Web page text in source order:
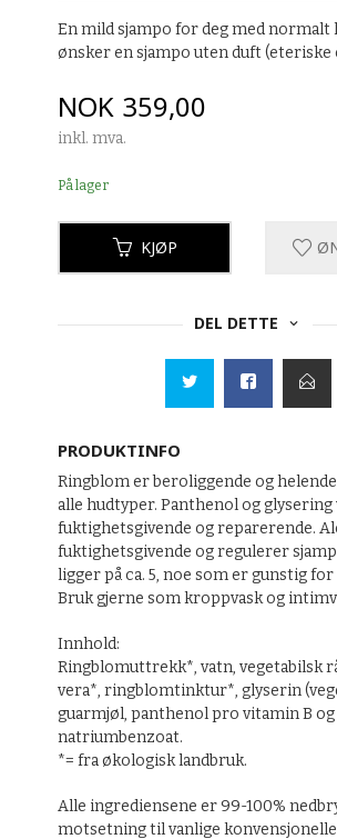
En mild sjampo for deg med normalt
ønsker en sjampo uten duft (eteriske
Pris
NOK 359,00
inkl. mva.
På lager
KJØP
DEL DETTE
PRODUKTINFO
Ringblom er beroliggende og
alle hudtyper. Panthenol og
fuktighetsgivende og reparerende.
fuktighetsgivende og regulerer
ligger på ca. 5, noe som er gunstig
Bruk gjerne som kroppvask og
Innhold:
Ringblomuttrekk*, vatn, vegetabilsk
vera*, ringblomtinktur*, glyserin
guarmjøl, panthenol pro vitamin B og
natriumbenzoat.
*= fra økologisk landbruk.
Alle ingrediensene er 99-100%
motsetning til vanlige